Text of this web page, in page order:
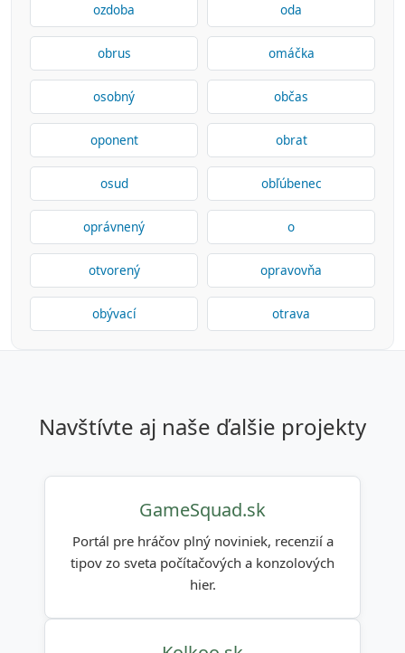
ozdoba oda
obrus omáčka
osobný občas
oponent obrat
osud obľúbenec
oprávnený o
otvorený opravovňa
obývací otrava
navštívte aj naše ďalšie projekty
GameSquad.sk
Portál pre hráčov plný noviniek, recenzií a
tipov zo sveta počítačových a konzolových
hier.